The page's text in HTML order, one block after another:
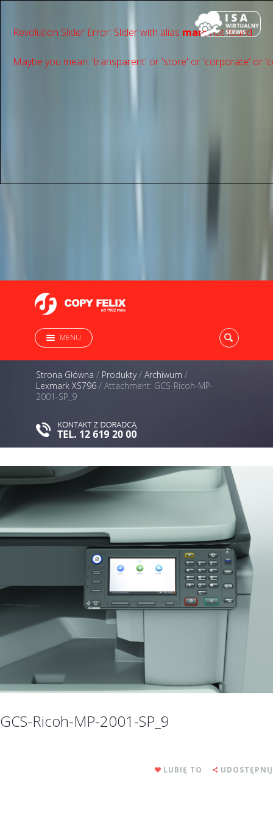
Revolution Slider Error: Slider with alias mainnot found.
Maybe you mean: 'transparent' or 'store' or 'сorporate' or
MENU
Strona Główna / Produkty/ Archiwum /
Lexmark XS796 / Attachment: GCS-Ricoh-MP-
2001-SP_9
GCS-Ricoh-MP-2001-SP_9
LUBIĘ TO UDOSTĘPNIJ